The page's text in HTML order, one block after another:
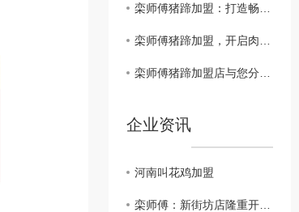
栾师傅猪蹄加盟：打造畅销美食品牌
栾师傅猪蹄加盟，开启肉质鲜嫩的创业之路
栾师傅猪蹄加盟店与您分享一个制作猪蹄酥而不烂的小技巧
企业资讯
河南叫花鸡加盟
栾师傅：新街坊店隆重开业了